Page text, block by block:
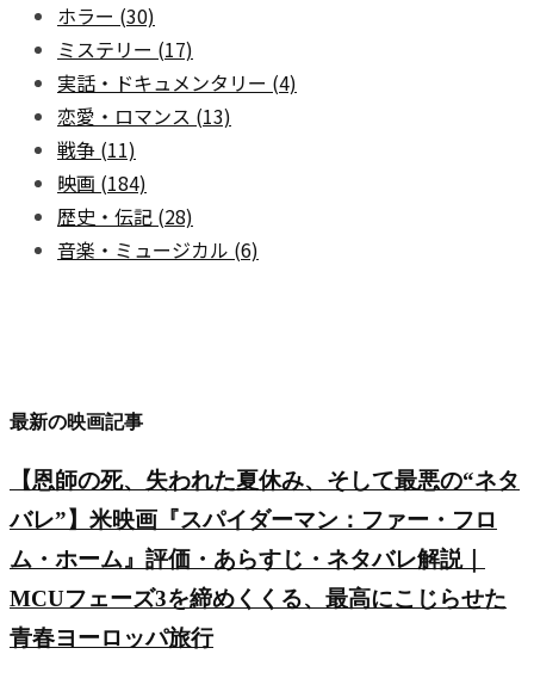
ホラー (30)
ミステリー (17)
実話・ドキュメンタリー (4)
恋愛・ロマンス (13)
戦争 (11)
映画 (184)
歴史・伝記 (28)
音楽・ミュージカル (6)
最新の映画記事
【恩師の死、失われた夏休み、そして最悪の“ネタ
バレ”】米映画『スパイダーマン：ファー・フロ
ム・ホーム』評価・あらすじ・ネタバレ解説｜
MCUフェーズ3を締めくくる、最高にこじらせた
青春ヨーロッパ旅行